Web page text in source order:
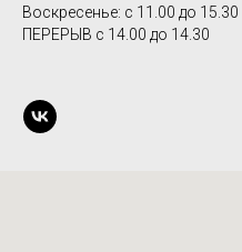
Воскресенье: с 11.00 до 15.30
ПЕРЕРЫВ с 14.00 до 14.30